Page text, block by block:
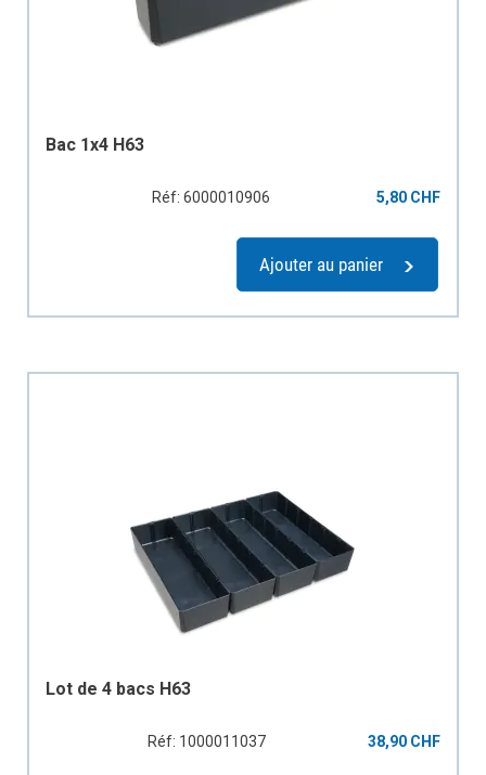
Bac 1x4 H63
Réf: 6000010906 5,80 CHF
Ajouter au panier
Lot de 4 bacs H63
Réf: 1000011037 38,90 CHF